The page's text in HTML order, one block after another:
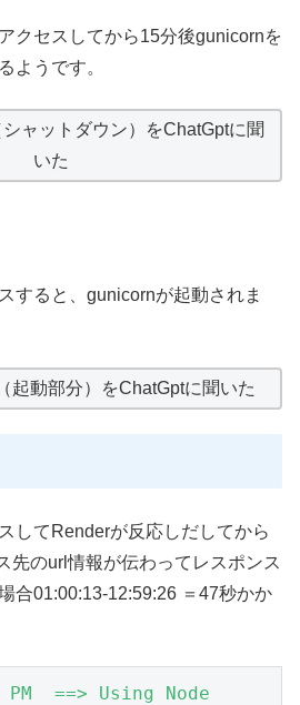
クセスしてから15分後gunicornを
ようです。
ャットダウン）をChatGptに聞
いた
すると、gunicornが起動されま
起動部分）をChatGptに聞いた
してRenderが反応しだしてから
先のurl情報が伝わってレスポンス
合01:00:13-12:59:26 ＝47秒かか
==> Using Node